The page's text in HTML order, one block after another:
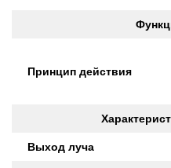
Принцип действия
Выход луча